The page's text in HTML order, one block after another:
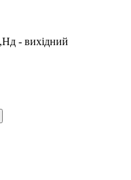
- вихідний